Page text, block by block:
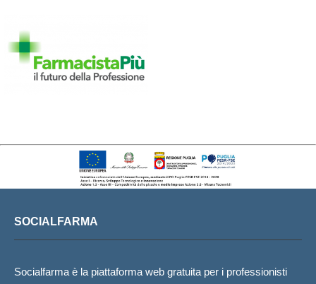
SOCIALFARMA
Socialfarma è la piattaforma web gratuita per i professionisti